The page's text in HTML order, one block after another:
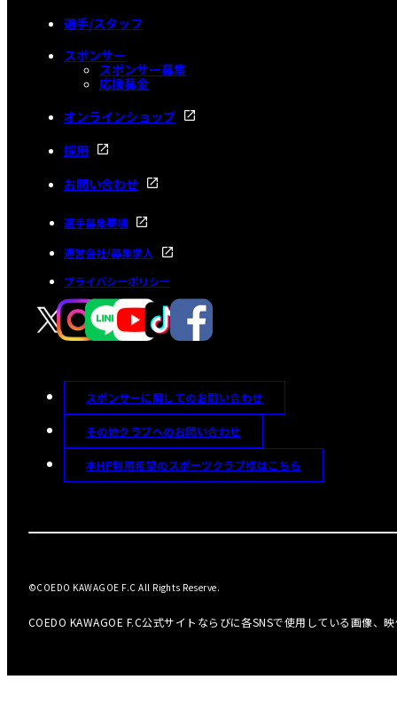
選手/スタッフ
スポンサー
スポンサー募集
応援募金
オンラインショップ
採用
お問い合わせ
選手募集要項
運営会社/募集求人
プライバシーポリシー
スポンサーに関してのお問い合わせ
その他クラブへのお問い合わせ
本HP利用希望のスポーツクラブ様はこちら
COEDO KAWAGOE F.C公式サイトならびに各SNSで使用している画像、
©COEDO KAWAGOE F.C All Rights Reserve.